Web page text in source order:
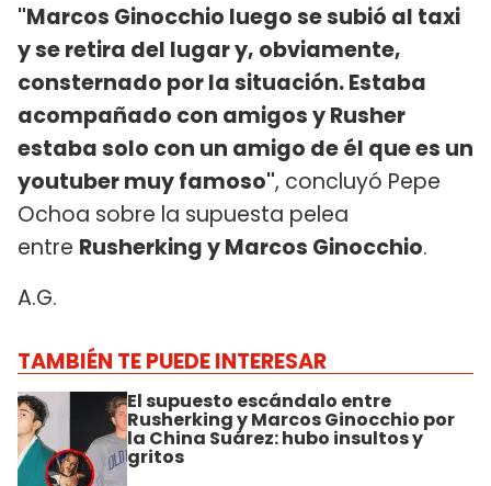
"Marcos Ginocchio luego se subió al taxi
y se retira del lugar y, obviamente,
consternado por la situación. Estaba
acompañado con amigos y Rusher
estaba solo con un amigo de él que es un
youtuber muy famoso", concluyó Pepe
Ochoa sobre la supuesta pelea
entre Rusherking y Marcos Ginocchio.
A.G.
TAMBIÉN TE PUEDE INTERESAR
El supuesto escándalo entre
Rusherking y Marcos Ginocchio por
la China Suárez: hubo insultos y
gritos